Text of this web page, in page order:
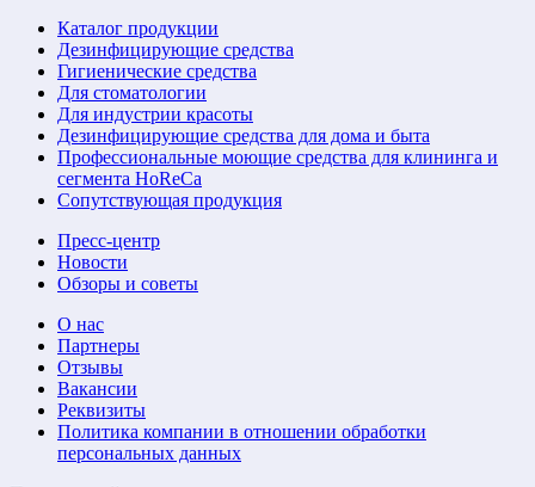
Каталог продукции
Дезинфицирующие средства
Гигиенические средства
Для стоматологии
Для индустрии красоты
Дезинфицирующие средства для дома и быта
Профессиональные моющие средства для клининга и
сегмента HoReCa
Сопутствующая продукция
Пресс-центр
Новости
Обзоры и советы
О нас
Партнеры
Отзывы
Вакансии
Реквизиты
Политика компании в отношении обработки
персональных данных